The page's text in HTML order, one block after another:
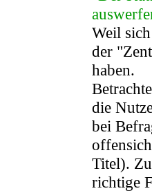
Weil
der
haben.
die
bei
Titel).
richtige